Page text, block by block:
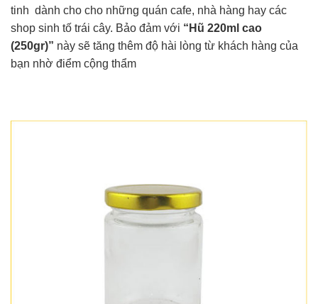
tinh dành cho cho những quán cafe, nhà hàng hay các
shop sinh tố trái cây. Bảo đảm với “Hũ 220ml cao
(250gr)” này sẽ tăng thêm độ hài lòng từ khách hàng của
bạn nhờ điểm cộng thẩm